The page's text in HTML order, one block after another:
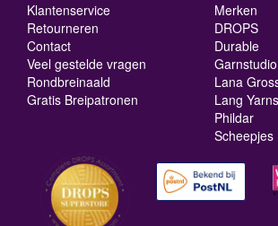
Klantenservice
Retourneren
Contact
Veel gestelde vragen
Rondbreinaald
Gratis Breipatronen
Merken
DROPS
Durable
Garnstudio
Lana
Lang Yarns
Phildar
Scheepjes